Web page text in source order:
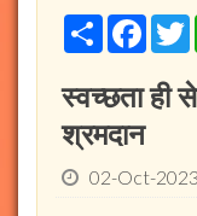
Share
स्वच्छता ही
श्रमदान
02-Oct-2023